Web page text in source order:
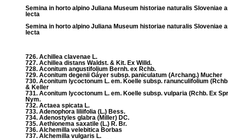
Semina in horto alpino Juliana Museum historiae naturalis Sloveniae
lecta
Semina in horto alpino Juliana Museum historiae naturalis Sloveniae
lecta
726. Achillea clavenae L.
727. Achillea distans Waldst. & Kit. Ex Willd.
728. Aconitum angustifolium Bernh. ex Rchb.
729. Aconitum degenii Gáyer subsp. paniculatum (Archang.) Mucher
730. Aconitum lycoctonum L. em. Koelle subsp. ranunculifolium
& Keller
731. Aconitum lycoctonum L. em. Koelle subsp. vulparia (Rchb. Ex
Nym.
732. Actaea spicata L.
733. Adenophora liliifolia (L.) Bess.
734. Adenostyles glabra (Miller) DC.
735. Aethionema saxatile (L.) R. Br.
736. Alchemilla velebitica Borbas
737. Alchemilla vulgaris L.